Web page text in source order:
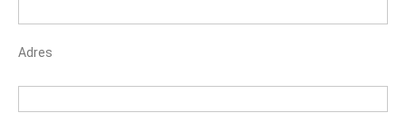
Adres